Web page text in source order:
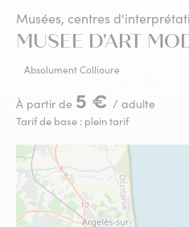
Musées, centres
MUSEE D'ART
Absolument Collioure
À partir de 5 € / adulte
Tarif de base : plein tarif